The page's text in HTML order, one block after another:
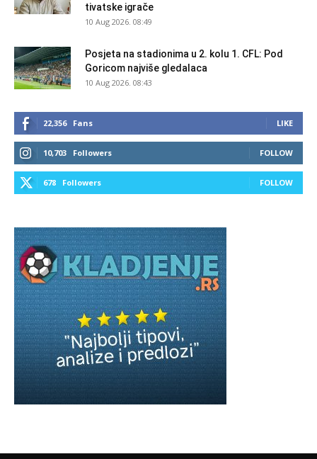
tivatske igrače
10 Aug 2026. 08:49
Posjeta na stadionima u 2. kolu 1. CFL: Pod
Goricom najviše gledalaca
10 Aug 2026. 08:43
22,356 Fans LIKE
10,703 Followers FOLLOW
678 Followers FOLLOW